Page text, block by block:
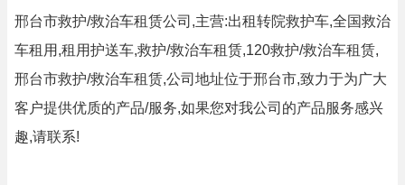
邢台市救护/救治车租赁公司,主营:出租转院救护车,全国救治
车租用,租用护送车,救护/救治车租赁,120救护/救治车租赁,
邢台市救护/救治车租赁,公司地址位于邢台市,致力于为广大
客户提供优质的产品/服务,如果您对我公司的产品服务感兴
趣,请联系!